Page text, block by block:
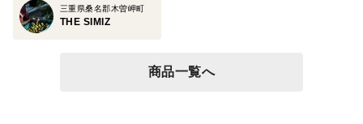
三重県桑名郡木曽岬町
THE SIMIZ
商品一覧へ